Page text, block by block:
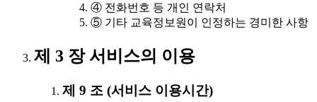
④ 전화번호 등 개인 연락처
⑤ 기타 교육정보원이 인정하는 경미한 사항
제 3 장 서비스의 이용
제 9 조 (서비스 이용시간)